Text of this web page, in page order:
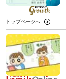
トップページへ